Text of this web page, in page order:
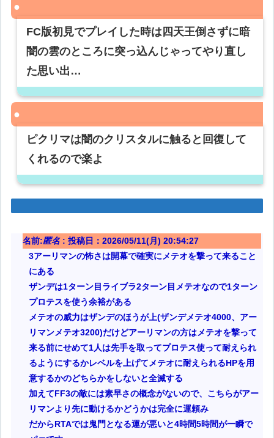
FC版初見でプレイした時は四天王倒さずに暗
闇の雲のところに突っ込んじゃってやり直し
た思い出…
ピクリマは闇のクリスタルに触ると回復して
くれるので楽よ
名前:匿名: 投稿日：2026/05/11(月) 20:54:27
3アーリマンの怖さは開幕で確実にメテオを撃って来ること
にある
ザンデは1ターン目ライブラ2ターン目メテオなので1ターン
プロテスを使う余裕がある
メテオの威力はザンデのほうが上(ザンデメテオ4000、アー
リマンメテオ3200)だけどアーリマンの方はメテオを撃って
来る前にせめて1人は先手を取ってプロテス使って耐えられ
るようにするかレベルを上げてメテオに耐えられるHPを用
意するかのどちらかをしないと全滅する
加えてFF3の敵には素早さの概念がないので、こちらがアー
リマンより先に動けるかどうかは完全に運頼み
だからRTAでは鬼門となる運が悪いと4時間5時間が一瞬で